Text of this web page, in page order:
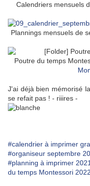
Calendriers mensuels
Plannings mensuels de
Poutre du temps
J'ai déjà bien mémorisé
se refait pas ! - riiires -
#calendrier à imprimer
#organiseur septembre
#planning à imprimer
du temps Montessori 2022